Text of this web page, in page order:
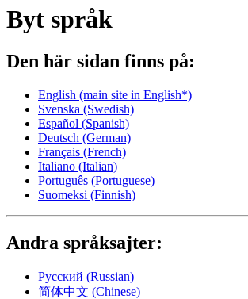
Byt språk
Den här sidan finns på:
English (main site in English*)
Svenska (Swedish)
Español (Spanish)
Deutsch (German)
Français (French)
Italiano (Italian)
Português (Portuguese)
Suomeksi (Finnish)
Andra språksajter:
Русский (Russian)
简体中文 (Chinese)